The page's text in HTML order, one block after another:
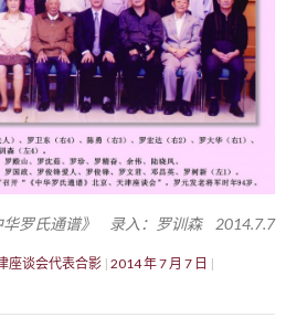
华罗氏通谱》 录入：罗训森 2014.7.7
座谈会代表合影 2014 年 7 月 7 日